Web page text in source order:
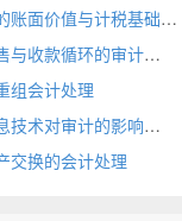
中级会计实务2026年第十七章知识点：资产的账面价值与计税基础
2026年注会《审计》章节知识点：第十章销售与收款循环的审计
组会计处理
2026年注会《审计》第九章章节知识点：信息技术对审计的影响
交换的会计处理